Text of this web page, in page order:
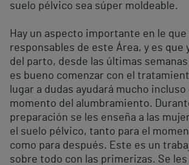
suelo pélvico sea súper moldeable.
Hay un aspecto importante en le
responsables de este Área, y es que
del parto, desde las últimas
es bueno comenzar con el
lugar a dudas ayudará mucho
momento del alumbramiento.
preparación se les enseña a las
el suelo pélvico, tanto para el
como para después. Este es un
sobre todo con las primerizas. Se